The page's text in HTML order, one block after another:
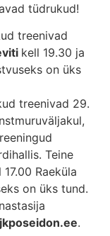
tüdrukud!
treenivad
kell 19.30 ja
on üks
treenivad 29.
Teine
17.00 Raeküla
on üks tund.
.